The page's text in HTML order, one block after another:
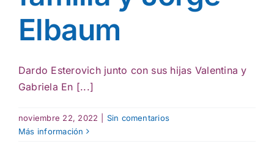
Elbaum
Dardo Esterovich junto con sus hijas Valentina y
Gabriela En [...]
noviembre 22, 2022
Sin comentarios
Más información